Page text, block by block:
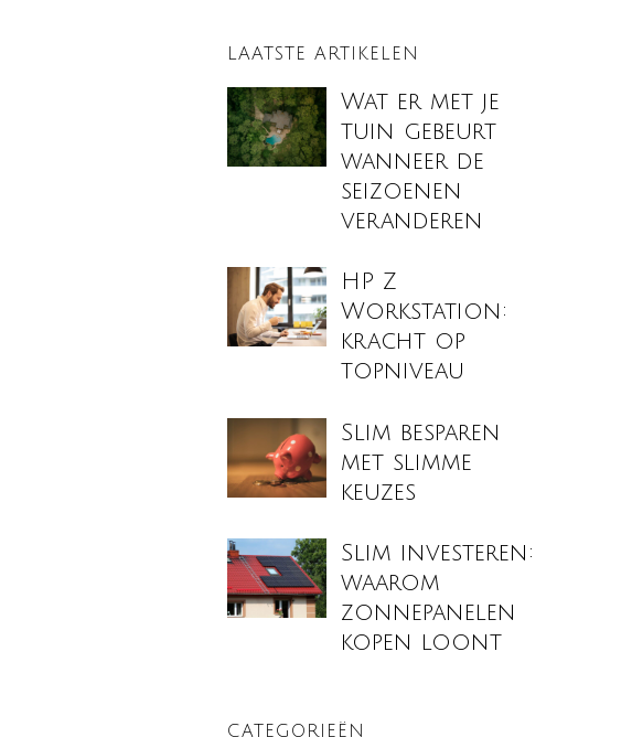
LAATSTE ARTIKELEN
Wat er met je
tuin gebeurt
wanneer de
seizoenen
veranderen
HP Z
Workstation:
kracht op
topniveau
Slim besparen
met slimme
keuzes
Slim investeren:
waarom
zonnepanelen
kopen loont
CATEGORIEËN